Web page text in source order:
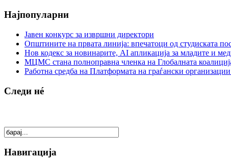
Најпопуларни
Јавен конкурс за извршни директори
Општините на првата линија: впечатоци од студиската
Нов кодекс за новинарите, AI апликација за младите и
МЦМС стана полноправна членка на Глобалната
Работна средба на Платформата на граѓански
Следи нé
Навигација